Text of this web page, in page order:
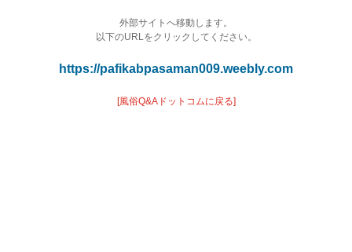
外部サイトへ移動します。
以下のURLをクリックしてください。
https://pafikabpasaman009.weebly.com
[風俗Q&Aドットコムに戻る]